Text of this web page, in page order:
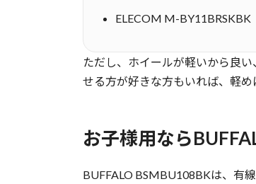
ELECOM M-BY11BRSKBK
ただし、ホイールが軽いから良
せる方が好きな方もいれば、軽め
お子様用なら
BUFFALO BSMBU108BKは、有